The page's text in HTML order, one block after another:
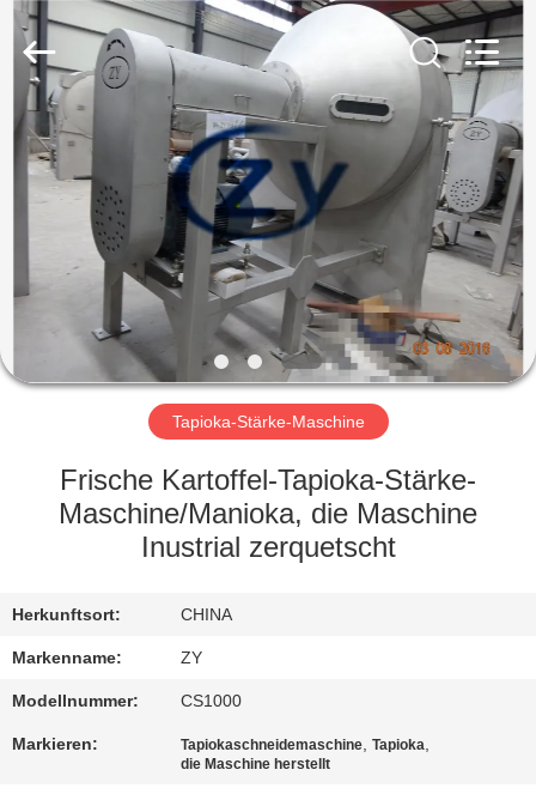
HAUS
PRODUKTE
ÜBER
US
FABRIK-
AUSFLUG
QUALITÄTSKONTROLLE
SIE
MIT
UNS
IN
VERBINDUNG
Zhiyuan
Starch
Engineering
Machinery
Co.,ltd.
Rights
Reserved.
Tapioka-Stärke-Maschine
Frische Kartoffel-Tapioka-Stärke-
Maschine/Manioka, die Maschine
Inustrial zerquetscht
Herkunftsort: CHINA
Markenname: ZY
Modellnummer: CS1000
Markieren: Tapiokaschneidemaschine,Tapioka,
die Maschine herstellt